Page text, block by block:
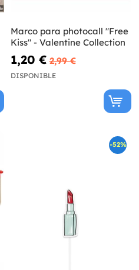
Marco para photocall "Free
Kiss" - Valentine Collection
1,20 € 2,99 €
DISPONIBLE
-52%